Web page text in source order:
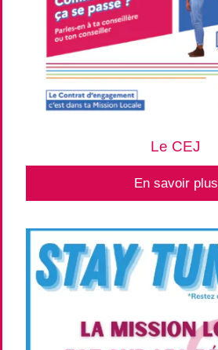
Le CEJ
En savoir plus